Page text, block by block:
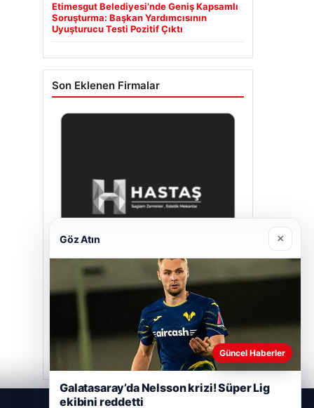
Etimesgut Belediyesi’nde Geniş Kapsamlı
Soruşturma: Başkan Yardımcısının
Uyuşturucu Testi Pozitif Çıktı
Son Eklenen Firmalar
Göz Atın ×
Güncel Haberler
Galatasaray’da Nelsson krizi! Süper Lig
ekibini reddetti